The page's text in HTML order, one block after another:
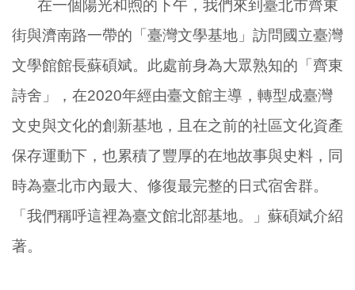
在一個陽光和煦的下午，我們來到臺北市齊東
街與濟南路一帶的「臺灣文學基地」訪問國立臺灣
文學館館長蘇碩斌。此處前身為大眾熟知的「齊東
詩舍」，在2020年經由臺文館主導，轉型成臺灣
文史與文化的創新基地，且在之前的社區文化資產
保存運動下，也累積了豐厚的在地故事與史料，同
時為臺北市內最大、修復最完整的日式宿舍群。
「我們稱呼這裡為臺文館北部基地。」蘇碩斌介紹
著。